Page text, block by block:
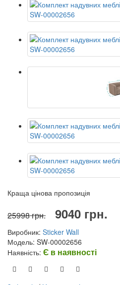
Краща цінова пропозиція
25998 грн. 9040 грн.
Виробник: Sticker Wall
Модель: SW-00002656
Наявність: Є в наявності